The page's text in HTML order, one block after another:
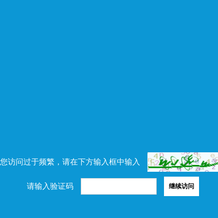
访问过于频繁，请在下方输入框中输入
请输入验证码 继续访问